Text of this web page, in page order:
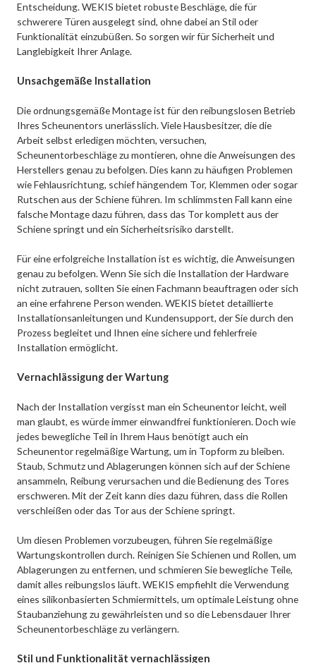
Entscheidung. WEKIS bietet robuste Beschläge, die für
schwerere Türen ausgelegt sind, ohne dabei an Stil oder
Funktionalität einzubüßen. So sorgen wir für Sicherheit und
Langlebigkeit Ihrer Anlage.
Unsachgemäße Installation
Die ordnungsgemäße Montage ist für den reibungslosen Betrieb
Ihres Scheunentors unerlässlich. Viele Hausbesitzer, die die
Arbeit selbst erledigen möchten, versuchen,
Scheunentorbeschläge zu montieren, ohne die Anweisungen des
Herstellers genau zu befolgen. Dies kann zu häufigen Problemen
wie Fehlausrichtung, schief hängendem Tor, Klemmen oder sogar
Rutschen aus der Schiene führen. Im schlimmsten Fall kann eine
falsche Montage dazu führen, dass das Tor komplett aus der
Schiene springt und ein Sicherheitsrisiko darstellt.
Für eine erfolgreiche Installation ist es wichtig, die Anweisungen
genau zu befolgen. Wenn Sie sich die Installation der Hardware
nicht zutrauen, sollten Sie einen Fachmann beauftragen oder sich
an eine erfahrene Person wenden. WEKIS bietet detaillierte
Installationsanleitungen und Kundensupport, der Sie durch den
Prozess begleitet und Ihnen eine sichere und fehlerfreie
Installation ermöglicht.
Vernachlässigung der Wartung
Nach der Installation vergisst man ein Scheunentor leicht, weil
man glaubt, es würde immer einwandfrei funktionieren. Doch wie
jedes bewegliche Teil in Ihrem Haus benötigt auch ein
Scheunentor regelmäßige Wartung, um in Topform zu bleiben.
Staub, Schmutz und Ablagerungen können sich auf der Schiene
ansammeln, Reibung verursachen und die Bedienung des Tores
erschweren. Mit der Zeit kann dies dazu führen, dass die Rollen
verschleißen oder das Tor aus der Schiene springt.
Um diesen Problemen vorzubeugen, führen Sie regelmäßige
Wartungskontrollen durch. Reinigen Sie Schienen und Rollen, um
Ablagerungen zu entfernen, und schmieren Sie bewegliche Teile,
damit alles reibungslos läuft. WEKIS empfiehlt die Verwendung
eines silikonbasierten Schmiermittels, um optimale Leistung ohne
Staubanziehung zu gewährleisten und so die Lebensdauer Ihrer
Scheunentorbeschläge zu verlängern.
Stil und Funktionalität vernachlässigen